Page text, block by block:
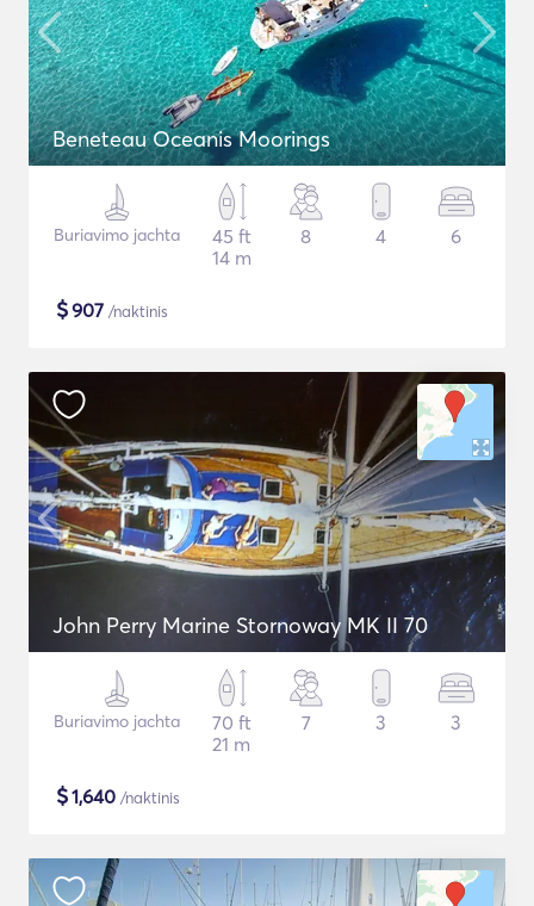
Beneteau Oceanis Moorings
Buriavimo jachta
45 ft
14 m
8 4 6
$907 /naktinis
John Perry Marine Stornoway MK II 70
Buriavimo jachta
70 ft
21 m
7 3 3
$1,640 /naktinis